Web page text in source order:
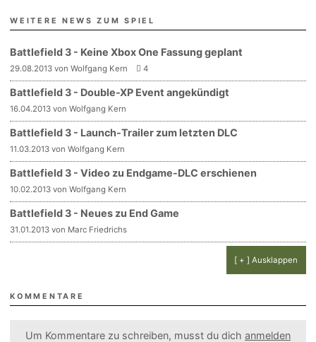
WEITERE NEWS ZUM SPIEL
Battlefield 3 - Keine Xbox One Fassung geplant
29.08.2013 von Wolfgang Kern 4
Battlefield 3 - Double-XP Event angekündigt
16.04.2013 von Wolfgang Kern
Battlefield 3 - Launch-Trailer zum letzten DLC
11.03.2013 von Wolfgang Kern
Battlefield 3 - Video zu Endgame-DLC erschienen
10.02.2013 von Wolfgang Kern
Battlefield 3 - Neues zu End Game
31.01.2013 von Marc Friedrichs
[ + ] Ausklappen
KOMMENTARE
Um Kommentare zu schreiben, musst du dich anmelden